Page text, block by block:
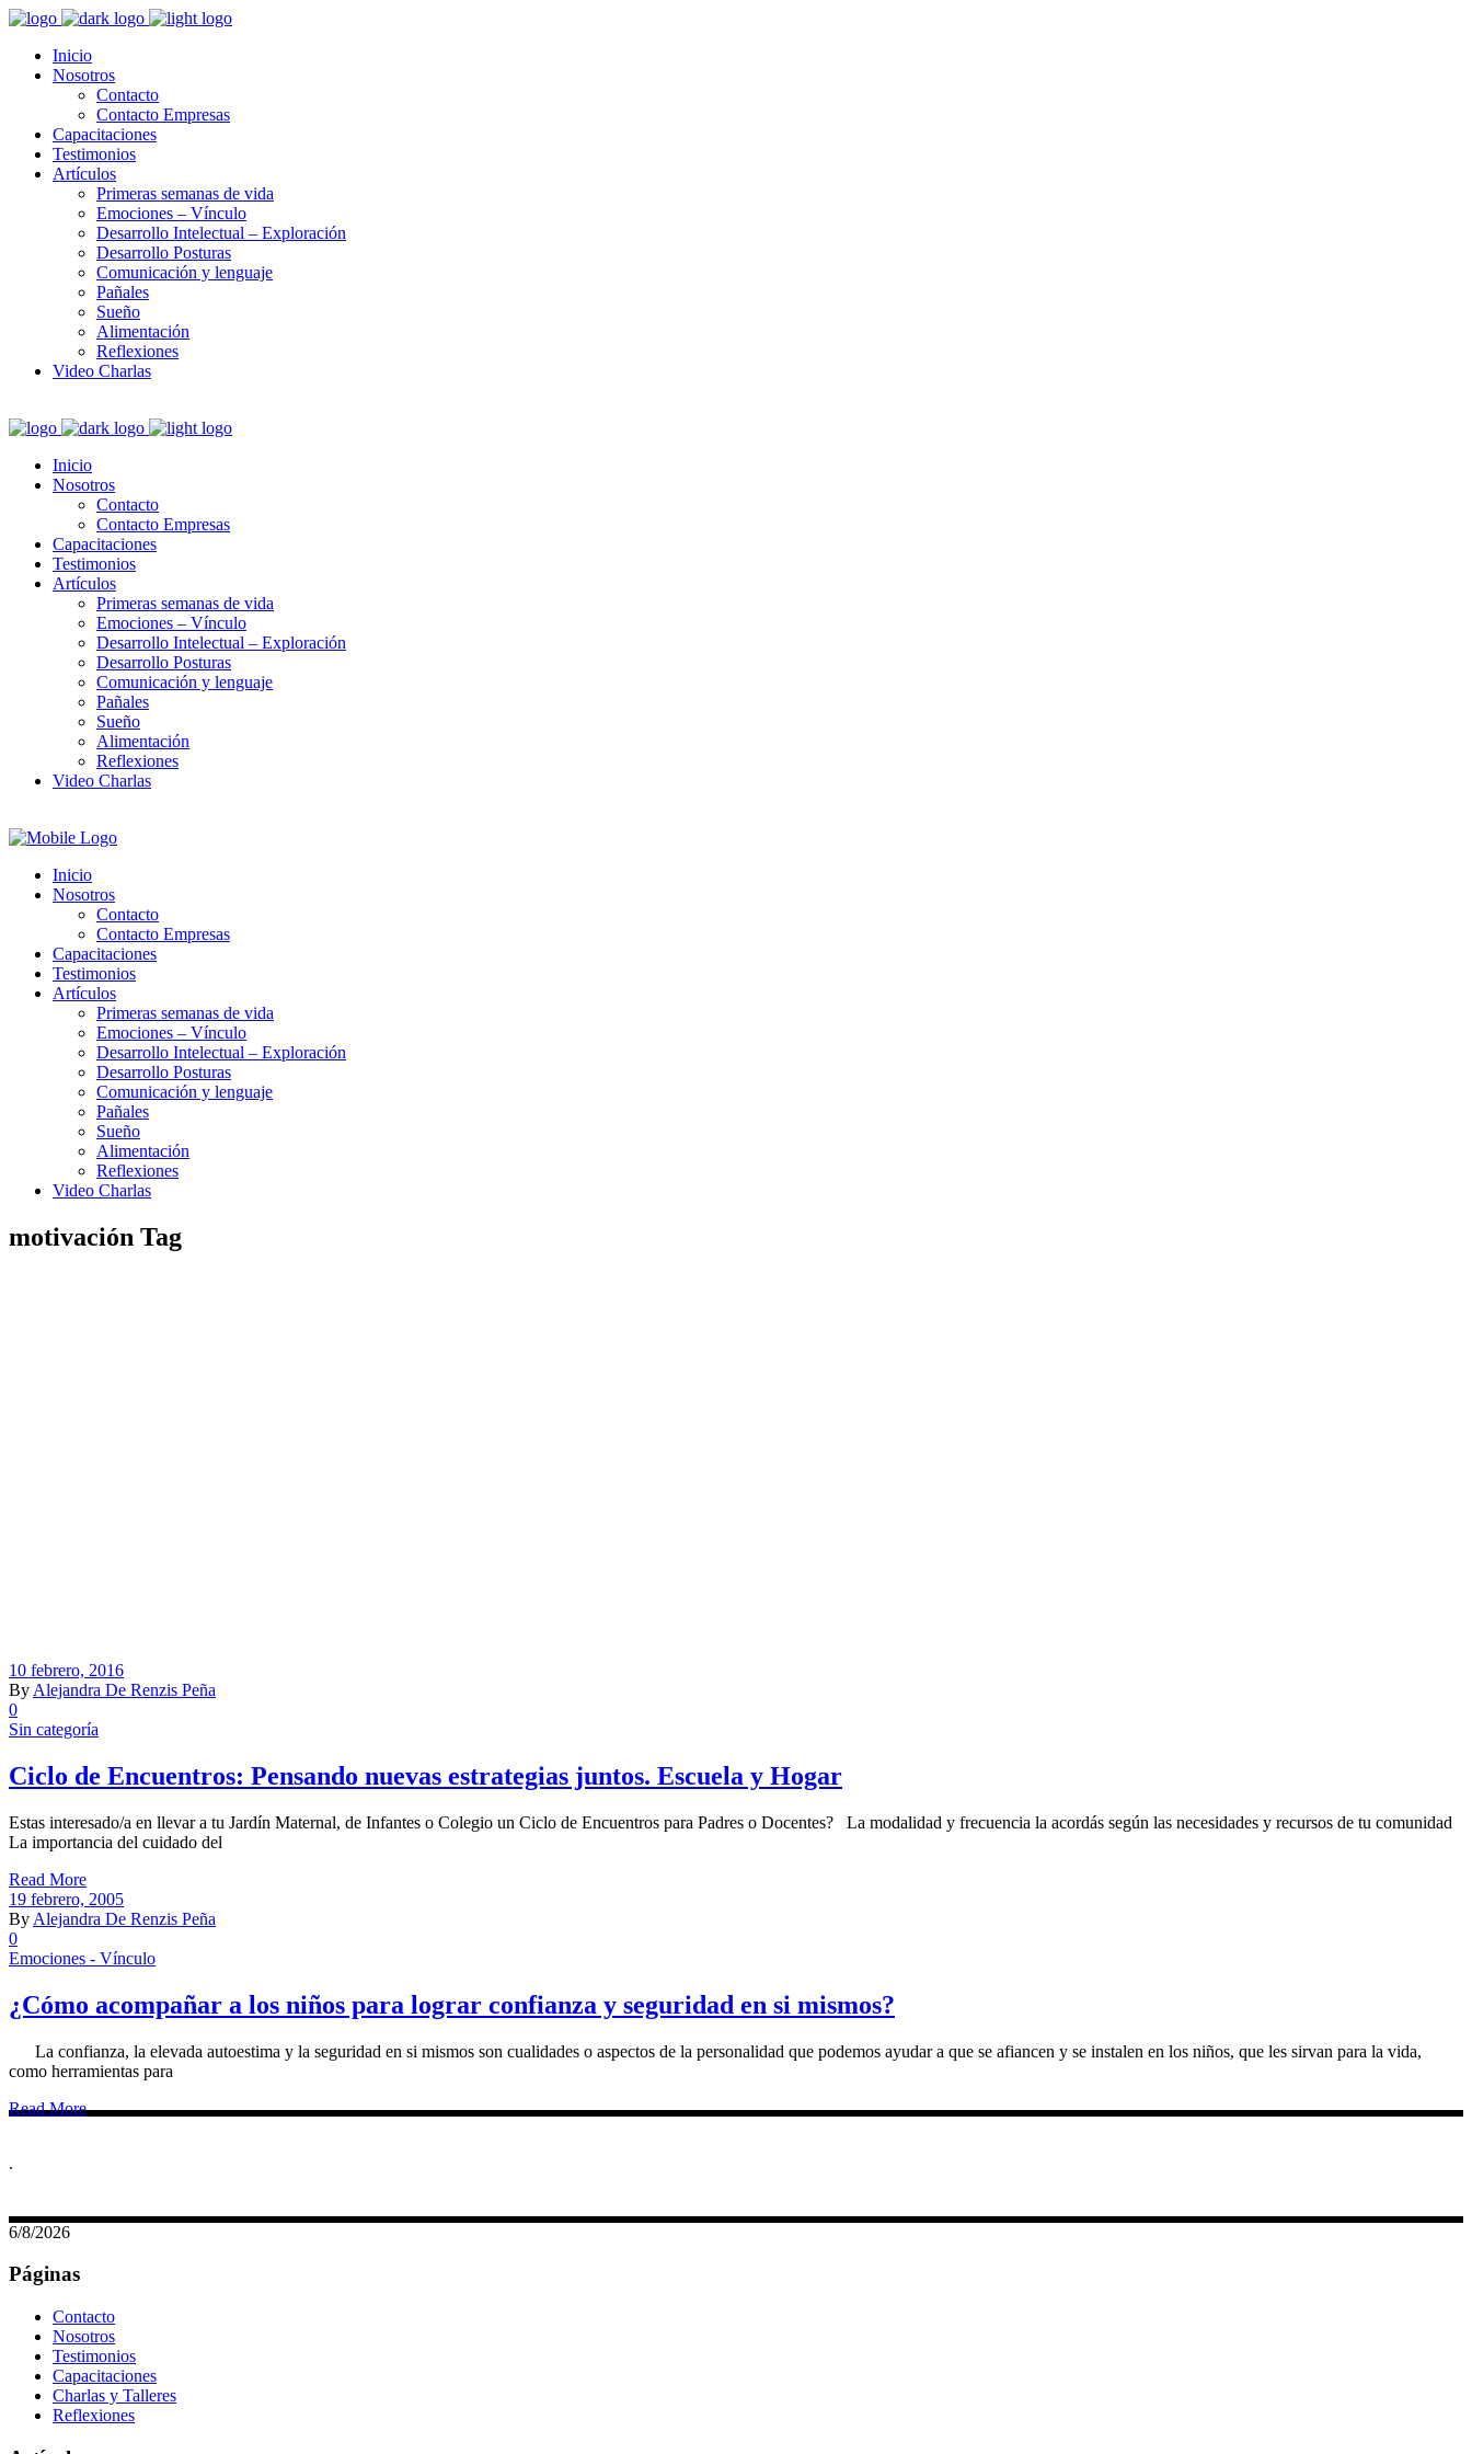
Inicio
Nosotros
Contacto
Contacto Empresas
Capacitaciones
Testimonios
Artículos
Primeras semanas de vida
Emociones – Vínculo
Desarrollo Intelectual – Exploración
Desarrollo Posturas
Comunicación y lenguaje
Pañales
Sueño
Alimentación
Reflexiones
Video Charlas
Inicio
Nosotros
Contacto
Contacto Empresas
Capacitaciones
Testimonios
Artículos
Primeras semanas de vida
Emociones – Vínculo
Desarrollo Intelectual – Exploración
Desarrollo Posturas
Comunicación y lenguaje
Pañales
Sueño
Alimentación
Reflexiones
Video Charlas
Inicio
Nosotros
Contacto
Contacto Empresas
Capacitaciones
Testimonios
Artículos
Primeras semanas de vida
Emociones – Vínculo
Desarrollo Intelectual – Exploración
Desarrollo Posturas
Comunicación y lenguaje
Pañales
Sueño
Alimentación
Reflexiones
Video Charlas
motivación Tag
10 febrero, 2016
By Alejandra De Renzis Peña
0
Sin categoría
Ciclo de Encuentros: Pensando nuevas estrategias juntos. Escuela y Hogar
Estas interesado/a en llevar a tu Jardín Maternal, de Infantes o Colegio un Ciclo de Encuentros para Padres o Docentes? La modalidad y frecuencia la acordás según las necesidades y recursos de tu comunidad
La importancia del cuidado del
Read More
19 febrero, 2005
By Alejandra De Renzis Peña
0
Emociones - Vínculo
¿Cómo acompañar a los niños para lograr confianza y seguridad en si mismos?
La confianza, la elevada autoestima y la seguridad en si mismos son cualidades o aspectos de la personalidad que podemos ayudar a que se afiancen y se instalen en los niños, que les sirvan para la vida,
como herramientas para
Read More
.
6/8/2026
Páginas
Contacto
Nosotros
Testimonios
Capacitaciones
Charlas y Talleres
Reflexiones